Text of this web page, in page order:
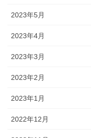
2023年5月
2023年4月
2023年3月
2023年2月
2023年1月
2022年12月